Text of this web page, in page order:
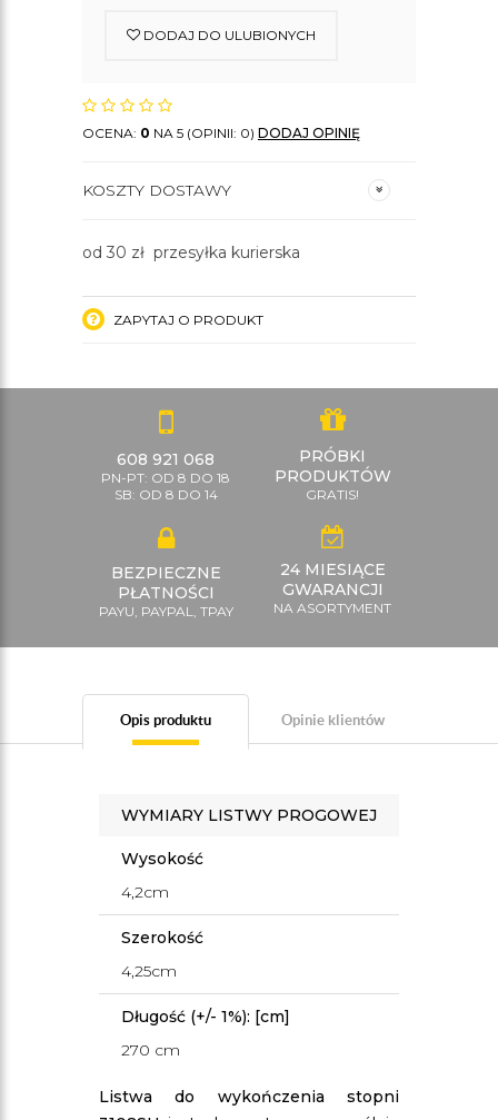
DODAJ DO ULUBIONYCH
OCENA: 0 NA 5 (OPINII: 0) DODAJ OPINIĘ
KOSZTY DOSTAWY
od 30 zł przesyłka kurierska
ZAPYTAJ O PRODUKT
608 921 068
PN-PT: OD 8 DO 18
SB: OD 8 DO 14
PRÓBKI
PRODUKTÓW
GRATIS!
BEZPIECZNE
PŁATNOŚCI
PAYU, PAYPAL, TPAY
24 MIESIĄCE
GWARANCJI
NA ASORTYMENT
Opis produktu Opinie klientów
WYMIARY LISTWY PROGOWEJ
Wysokość
4,2cm
Szerokość
4,25cm
Długość (+/- 1%): [cm]
270 cm
Listwa do wykończenia stopni